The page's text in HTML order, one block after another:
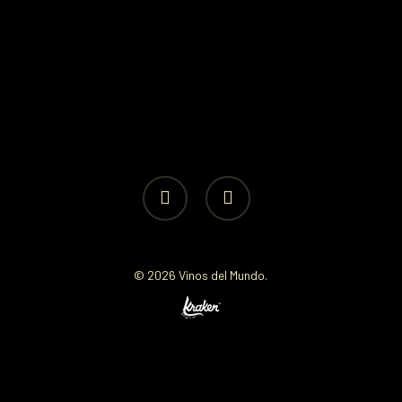
facebook instagram
© 2026 Vinos del Mundo.